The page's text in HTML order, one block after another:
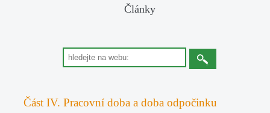
Články
Část IV. Pracovní doba a doba odpočinku